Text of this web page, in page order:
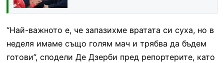
“Най-важното е, че запазихме вратата си суха, но в
неделя имаме също голям мач и трябва да бъдем
готови”, сподели Де Дзерби пред репортерите, като